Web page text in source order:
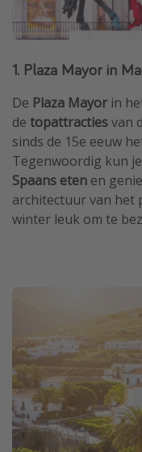
1. Plaza Mayor in
De Plaza Mayor in
de topattractiesvan
sinds de 15e eeuw
Tegenwoordig kun
Spaans eten en
architectuur van het
winter leuk om te